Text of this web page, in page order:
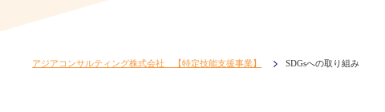
アジアコンサルティング株式会社 【特定技能支援事業】 SDGsへの取り組み